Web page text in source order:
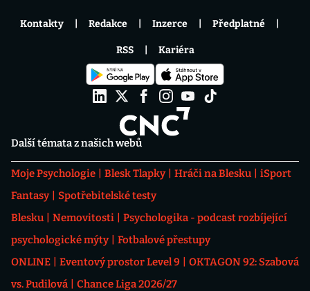
Další témata z našich webů
Moje Psychologie Blesk Tlapky Hráči na Blesku
iSport
Fantasy
Spotřebitelské testy
Blesku
Nemovitosti
Psychologika - podcast rozbíjející
psychologické mýty
Fotbalové přestupy
ONLINE
Eventový prostor Level 9
OKTAGON 92: Szabová
vs. Pudilová
Chance Liga 2026/27
Kontakty Redakce Inzerce Předplatné
RSS Kariéra